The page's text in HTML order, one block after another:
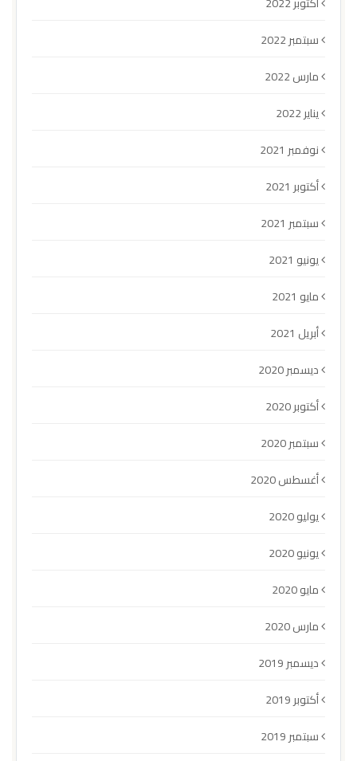
سبتمبر 2022
مارس 2022
يناير 2022
نوفمبر 2021
أكتوبر 2021
سبتمبر 2021
يونيو 2021
مايو 2021
أبريل 2021
ديسمبر 2020
أكتوبر 2020
سبتمبر 2020
أغسطس 2020
يوليو 2020
يونيو 2020
مايو 2020
مارس 2020
ديسمبر 2019
أكتوبر 2019
سبتمبر 2019